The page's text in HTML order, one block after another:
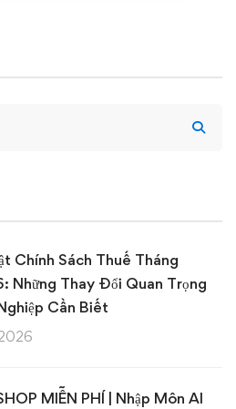
Chính Sách Thuế Tháng
Những Thay Đổi Quan Trọng
Cần Biết
MIỄN PHÍ | Nhập Môn AI